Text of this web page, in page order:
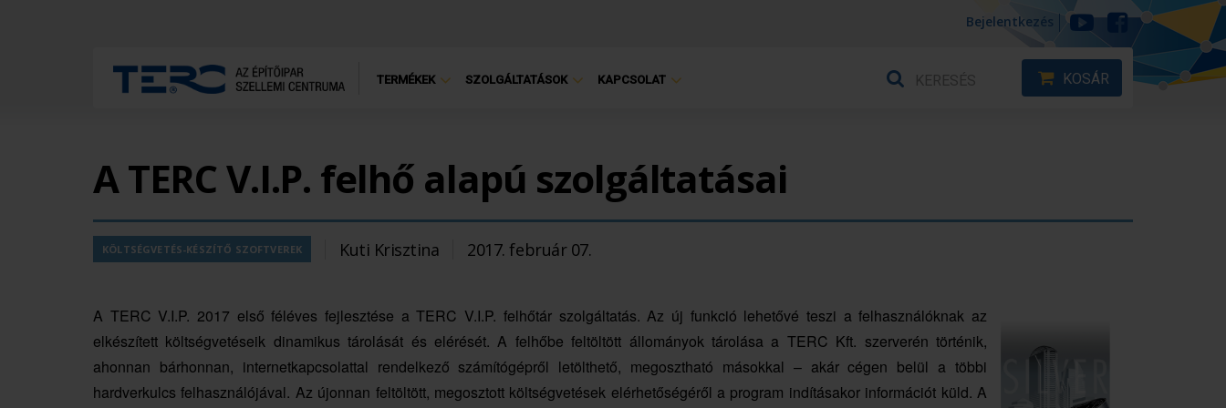
Bejelentkezés
TERMÉKEK SZOLGÁLTATÁSOK KAPCSOLAT KOSÁR
A TERC V.I.P. felhő alapú szolgáltatásai
KÖLTSÉGVETÉS-KÉSZÍTŐ SZOFTVEREK Kuti Krisztina 2017. február 07.
A TERC V.I.P. 2017 első féléves fejlesztése a TERC V.I.P. felhőtár szolgáltatás. Az új funkció lehetővé teszi a felhasználóknak az
elkészített költségvetéseik dinamikus tárolását és elérését. A felhőbe feltöltött állományok tárolása a TERC Kft. szerverén történik,
ahonnan bárhonnan, internetkapcsolattal rendelkező számítógépről letölthető, megosztható másokkal – akár cégen belül a többi
hardverkulcs felhasználójával. Az újonnan feltöltött, megosztott költségvetések elérhetőségéről a program indításakor információt küld. A